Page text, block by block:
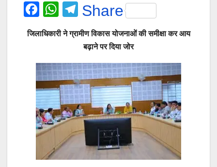
F
a
c
b
o
o
k
W
h
at
A
p
p
T
el
e
gr
a
m
Share
जिलाधिकारी ने ग्रामीण विकास योजनाओं की समीक्षा कर आय
बढ़ाने पर दिया जोर